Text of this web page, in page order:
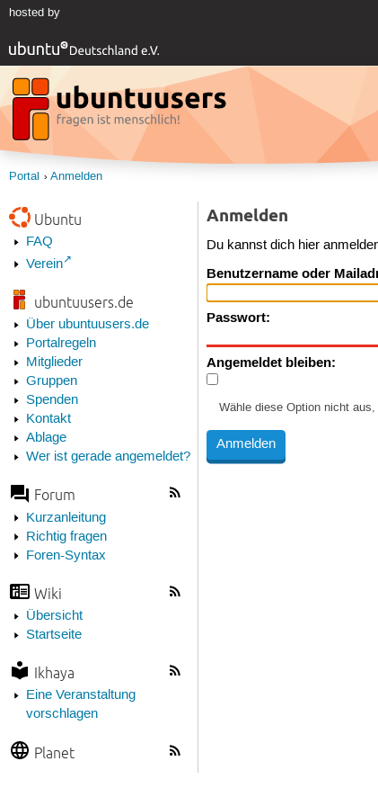
hosted by
Portal Anmelden
Ubuntu
FAQ
Verein
ubuntuusers.de
Über ubuntuusers.de
Portalregeln
Mitglieder
Gruppen
Spenden
Kontakt
Ablage
Wer ist gerade angemeldet?
Forum
Kurzanleitung
Richtig fragen
Foren-Syntax
Wiki
Übersicht
Startseite
Ikhaya
Eine Veranstaltung
vorschlagen
Planet
Anmelden
Du kannst dich hier
Benutzername oder
Passwort:
Angemeldet bleiben:
Wähle diese Option nicht